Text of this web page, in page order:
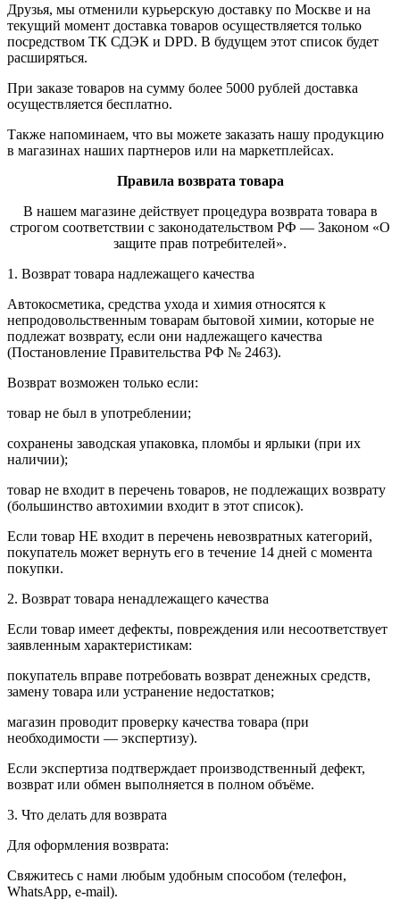
Друзья, мы отменили курьерскую доставку по Москве и на
текущий момент доставка товаров осуществляется только
посредством ТК СДЭК и DPD. В будущем этот список будет
расширяться.
При заказе товаров на сумму более 5000 рублей доставка
осуществляется бесплатно.
Также напоминаем, что вы можете заказать нашу продукцию
в магазинах наших партнеров или на маркетплейсах.
Правила возврата товара
В нашем магазине действует процедура возврата товара в
строгом соответствии с законодательством РФ — Законом «О
защите прав потребителей».
1. Возврат товара надлежащего качества
Автокосметика, средства ухода и химия относятся к
непродовольственным товарам бытовой химии, которые не
подлежат возврату, если они надлежащего качества
(Постановление Правительства РФ № 2463).
Возврат возможен только если:
товар не был в употреблении;
сохранены заводская упаковка, пломбы и ярлыки (при их
наличии);
товар не входит в перечень товаров, не подлежащих возврату
(большинство автохимии входит в этот список).
Если товар НЕ входит в перечень невозвратных категорий,
покупатель может вернуть его в течение 14 дней с момента
покупки.
2. Возврат товара ненадлежащего качества
Если товар имеет дефекты, повреждения или несоответствует
заявленным характеристикам:
покупатель вправе потребовать возврат денежных средств,
замену товара или устранение недостатков;
магазин проводит проверку качества товара (при
необходимости — экспертизу).
Если экспертиза подтверждает производственный дефект,
возврат или обмен выполняется в полном объёме.
3. Что делать для возврата
Для оформления возврата:
Свяжитесь с нами любым удобным способом (телефон,
WhatsApp, e-mail).